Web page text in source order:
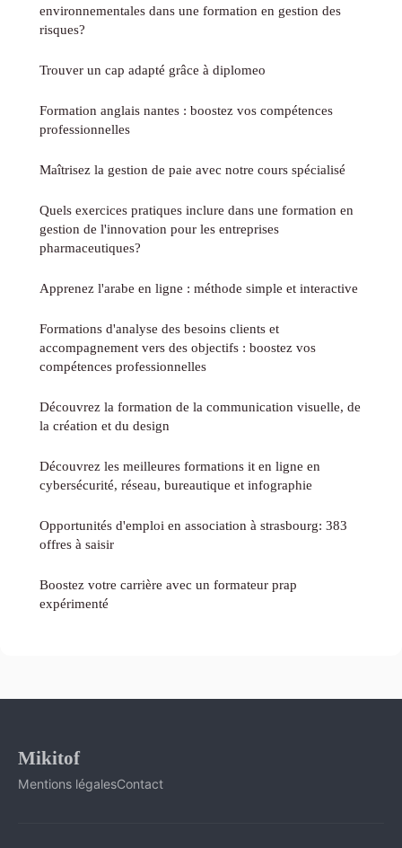
environnementales dans une formation en gestion des
risques?
Trouver un cap adapté grâce à diplomeo
Formation anglais nantes : boostez vos compétences
professionnelles
Maîtrisez la gestion de paie avec notre cours spécialisé
Quels exercices pratiques inclure dans une formation en
gestion de l'innovation pour les entreprises
pharmaceutiques?
Apprenez l'arabe en ligne : méthode simple et interactive
Formations d'analyse des besoins clients et
accompagnement vers des objectifs : boostez vos
compétences professionnelles
Découvrez la formation de la communication visuelle, de
la création et du design
Découvrez les meilleures formations it en ligne en
cybersécurité, réseau, bureautique et infographie
Opportunités d'emploi en association à strasbourg: 383
offres à saisir
Boostez votre carrière avec un formateur prap
expérimenté
Mikitof
Mentions légalesContact